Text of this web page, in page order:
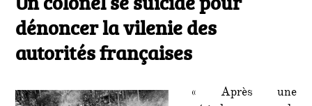
vilenie
dénoncer la vilenie des
autorités françaises
« Après une